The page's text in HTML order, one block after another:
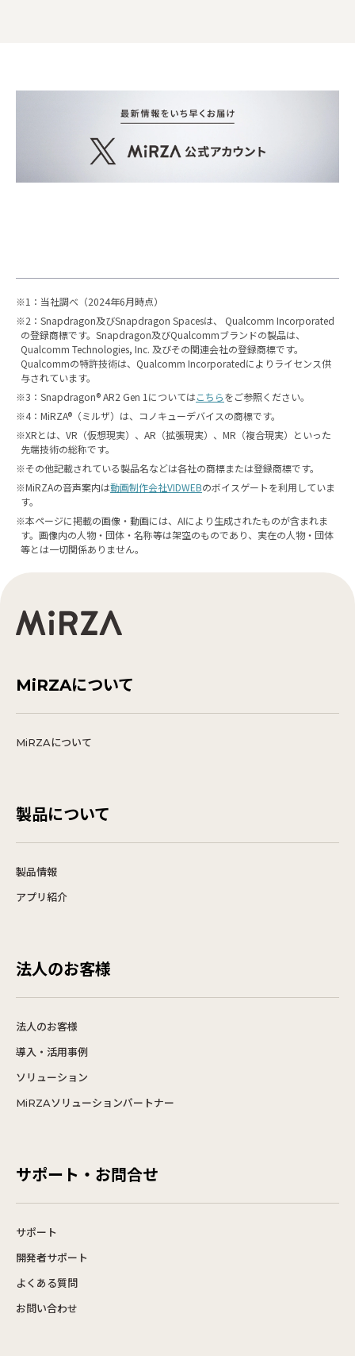
1：当社調べ（2024年6月時点）
2：Snapdragon及びSnapdragon Spacesは、 Qualcomm Incorporated
の登録商標です。Snapdragon及びQualcommブランドの製品は、
Qualcomm Technologies, Inc. 及びその関連会社の登録商標です。
Qualcommの特許技術は、Qualcomm Incorporatedによりライセンス供
与されています。
3：Snapdragon® AR2 Gen 1についてはこちらをご参照ください。
4：MiRZA®（ミルザ）は、コノキューデバイスの商標です。
XRとは、VR（仮想現実）、AR（拡張現実）、MR（複合現実）といった
先端技術の総称です。
その他記載されている製品名などは各社の商標または登録商標です。
MiRZAの音声案内は動画制作会社VIDWEBのボイスゲートを利用していま
す。
本ページに掲載の画像・動画には、AIにより生成されたものが含まれま
す。画像内の人物・団体・名称等は架空のものであり、実在の人物・団体
等とは一切関係ありません。
MiRZAについて
MiRZAについて
製品について
製品情報
アプリ紹介
法人のお客様
法人のお客様
導入・活用事例
ソリューション
MiRZAソリューションパートナー
サポート・お問合せ
サポート
開発者サポート
よくある質問
お問い合わせ